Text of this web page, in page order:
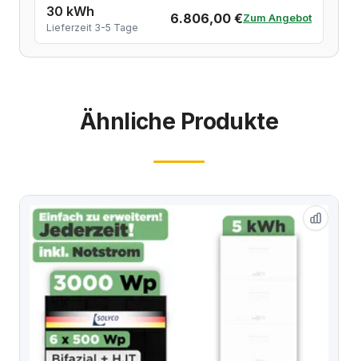
30 kWh
Lieferzeit 3-5 Tage
6.806,00 €Zum Angebot
Ähnliche Produkte